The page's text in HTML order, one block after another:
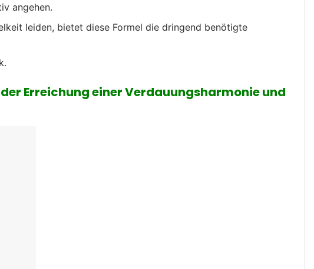
angehen.
leiden, bietet diese Formel die dringend benötigte
Erreichung einer Verdauungsharmonie und